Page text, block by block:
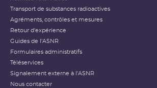
Transport de substances radioactives
Agréments, contrôles et mesures
Retour d'expérience
Guides de l'ASNR
Formulaires administratifs
Téléservices
Signalement externe à l'ASNR
Nous contacter